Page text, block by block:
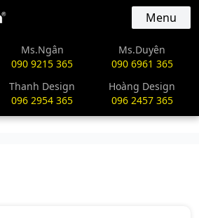
Menu
Ms.Ngân
090 9215 365
Ms.Duyên
090 6961 365
Thanh Design
096 2954 365
Hoàng Design
096 2457 365